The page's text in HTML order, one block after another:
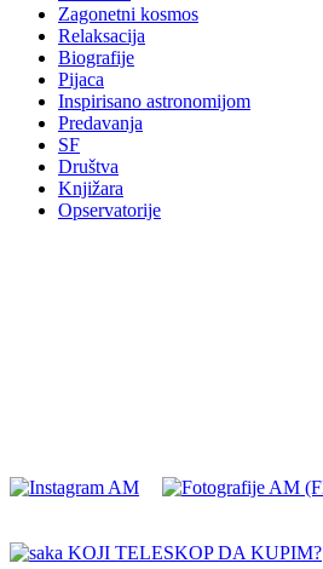
Zagonetni kosmos
Relaksacija
Biografije
Pijaca
Inspirisano astronomijom
Predavanja
SF
Društva
Knjižara
Opservatorije
KOJI TELESKOP DA KUPIM?